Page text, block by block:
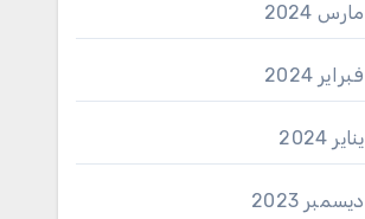
مارس 2024
فبراير 2024
يناير 2024
ديسمبر 2023